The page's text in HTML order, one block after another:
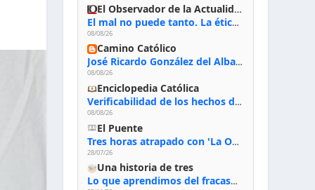
El Observador de la Actualidad
El mal no puede tanto. La ética del bien posible
08/08/26
Camino Católico
José Ricardo González del Alba, artista sacro: «Yo oro, hablo con Dios, le pido al Espíritu Santo su inspiración y siempre pinto rezando el rosario para que sea Él quien actúe a través de mis manos»
08/08/26
Enciclopedia Católica
Verificabilidad de los hechos de la Biblia
08/08/26
El Puente
Tres horas atrapado con 'La Odisea' de Nolan
28/07/26
Una historia de tres
Lo que aprendimos del fracaso al emprender